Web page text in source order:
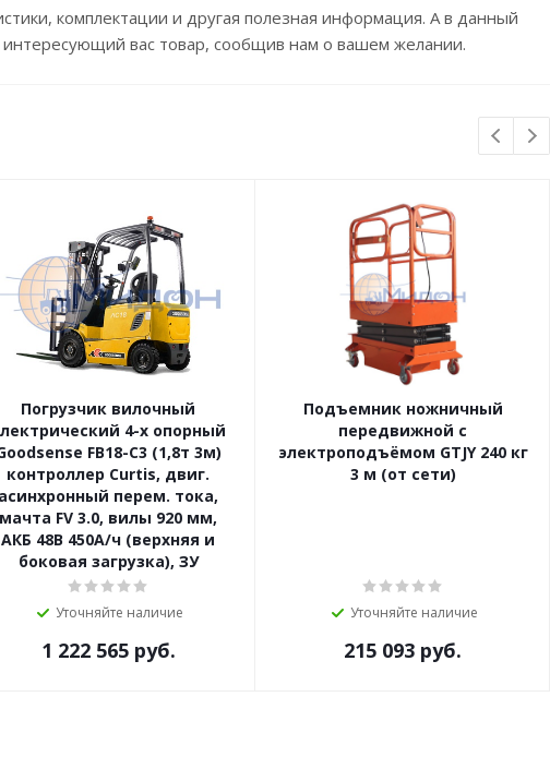
комплектации и другая полезная информация. А в данный
вас товар, сообщив нам о вашем желании.
Погрузчик вилочный
4-х опорный
FB18-C3 (1,8т 3м)
контроллер Curtis, двиг.
асинхронный перем. тока,
мачта FV 3.0, вилы 920 мм,
АКБ 48В 450А/ч (верхняя и
боковая загрузка), ЗУ
Уточняйте наличие
1 222 565руб.
Подъемник ножничный
передвижной с
электроподъёмом GTJY 240 кг
3 м (от сети)
Уточняйте наличие
215 093 руб.